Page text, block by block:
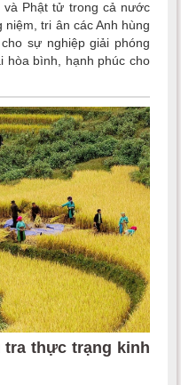
và Phật tử trong cả nước
tri ân các Anh hùng
sự nghiệp giải phóng
hòa bình, hạnh phúc cho
tra thực trạng kinh